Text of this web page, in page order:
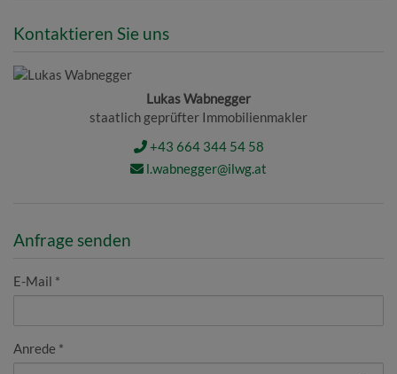
Kontaktieren Sie uns
Lukas Wabnegger
staatlich geprüfter Immobilienmakler
+43 664 344 54 58
l.wabnegger@ilwg.at
Anfrage senden
E-Mail
Anrede